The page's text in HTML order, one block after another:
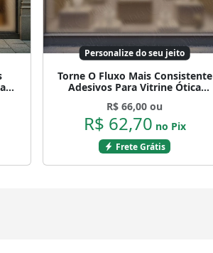
Personalize do seu jeito
Torne O Fluxo Mais Consistente
Adesivos Para Vitrine Ótica
R$ 66,00 ou
R$ 62,70 no Pix
Frete Grátis